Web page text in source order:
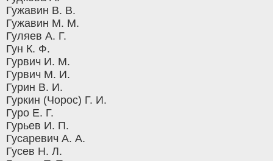
Гужавин В. В.
Гужавин М. М.
Гуляев А. Г.
Гун К. Ф.
Гурвич И. М.
Гурвич М. И.
Гурин В. И.
Гуркин (Чорос) Г. И.
Гуро Е. Г.
Гурьев И. П.
Гусаревич А. А.
Гусев Н. Л.